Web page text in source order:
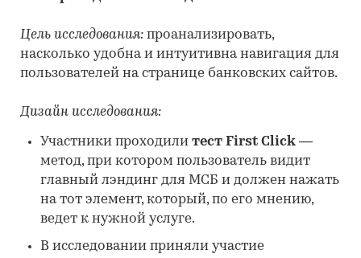
Цель исследования: проанализировать,
насколько удобна и интуитивна навигация для
пользователей на странице банковских сайтов.
Дизайн исследования:
Участники проходили тест First Click —
метод, при котором пользователь видит
главный лэндинг для МСБ и должен нажать
на тот элемент, который, по его мнению,
ведет к нужной услуге.
В исследовании приняли участие